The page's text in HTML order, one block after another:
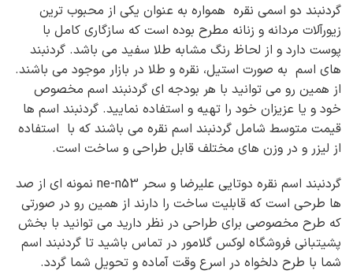
گردنبند دو اسمی نقره همواره به عنوان یکی از محبوب ترین
زیورآلات مردانه و زنانه مطرح بوده است که سازگاری کامل با
پوست دارد و از لحاظ رنگ مشابه طلا سفید می باشد. گردنبند
های اسم به صورت استیل، نقره و طلا در بازار موجود می باشند.
از همین رو می توانید با هر بودجه ای گردنبند اسم مخصوص
خود و یا عزیزان خود را تهیه و استفاده نمایید. گردنبند اسم ها
قیمت متوسط شامل گردنبند اسم نقره می باشند که با استفاده
از لیزر و در وزن های مختلف قابل طراحی و ساخت است.
گردنبند اسم نقره دوتایی علیرضا و سحر ne-n53 نمونه ای از صد
ها طرحی است که قابلیت ساخت را دارند از همین رو در صورتی
که طرح مخصوصی برای طراحی در نظر دارید می توانید با بخش
پشیتبانی فروشگاه لوکس گلامور در تماس باشید تا گردنبند اسم
شما با طرح دلخواه در اسرع وقت آماده و تحویل شما گردد.